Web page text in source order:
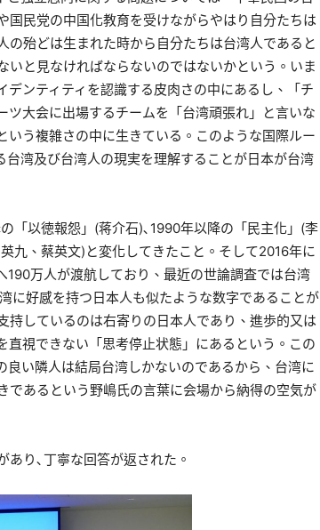
民党の中国化教育を受けながらやはり自分たちは
殆どは生まれた時から自分たちは台湾人であると
と見なければならないのではないかという。いま
ンティティを認識する皮肉さの中にあるし、「チ
大会に出場するチームを「台湾頑張れ」と言いな
う複雑さの中に生きている。このような国際ルー
湾及び台湾人の現実を理解することが日本が台湾
「以徳報怨」(蒋介石)､1990年以降の「民主化」(李
九、蔡英文)と変化してきたこと。そして2016年に
万人が渡航しており、最近の世論調査では台湾
に好感を持つ日本人も似たような数字であることが
しているのは右寄りの日本人であり、進歩的又は
視できない「思考停止状態」にあるという。この
い隣人は結局台湾しかないのであるから、台湾に
であるという野嶋氏の言葉に会場から納得の空気が
あり､丁寧な回答が返された。